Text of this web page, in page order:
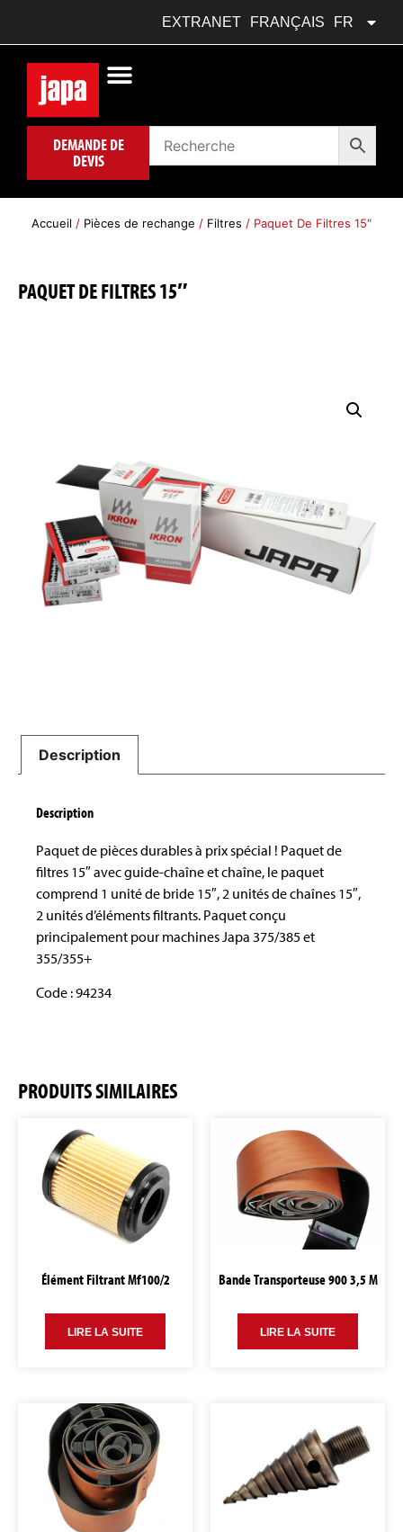
FRANÇAIS FR
POLSKI
PL
EXTRANET
DEMANDE DE
DEVIS
Accueil / Pièces de rechange / Filtres / Paquet De Filtres 15″
PAQUET DE FILTRES 15″
Description
Description
Paquet de pièces durables à prix spécial ! Paquet de
filtres 15″ avec guide-chaîne et chaîne, le paquet
comprend 1 unité de bride 15″, 2 unités de chaînes 15″,
2 unités d’éléments filtrants. Paquet conçu
principalement pour machines Japa 375/385 et
355/355+
Code : 94234
PRODUITS SIMILAIRES
Élément Filtrant Mf100/2
LIRE LA SUITE
Bande Transporteuse 900 3,5 M
LIRE LA SUITE